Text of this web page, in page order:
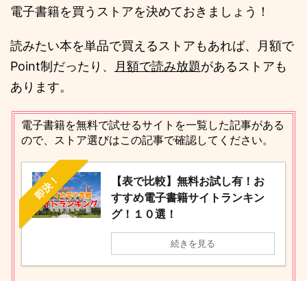
電子書籍を買うストアを決めておきましょう！
読みたい本を単品で買えるストアもあれば、月額で
Point制だったり、
月額で読み放題があるストアも
あります。
電子書籍を無料で試せるサイトを一覧した記事がある
ので、ストア選びはこの記事で確認してください。
即決！
【表で比較】無料お試し有！お
すすめ電子書籍サイトランキン
グ！１０選！
続きを見る